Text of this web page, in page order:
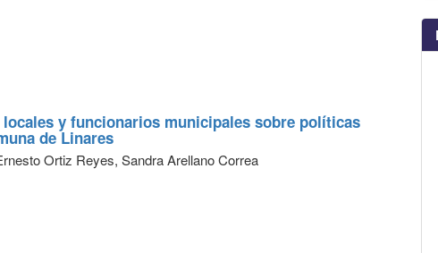
y funcionarios municipales sobre políticas
de Linares
Ortiz Reyes, Sandra Arellano Correa